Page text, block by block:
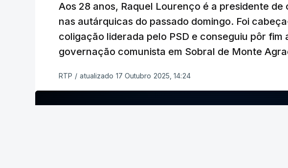
ERRO100
Aos 28 anos, Raquel Lourenço é a presidente de
nas autárquicas do passado domingo. Foi
coligação liderada pelo PSD e conseguiu pôr fim
governação comunista em Sobral de Monte
RTP / atualizado 17 Outubro 2025, 14:24